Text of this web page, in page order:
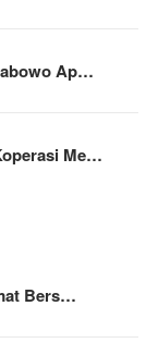
Ap…
Me…
Bers…